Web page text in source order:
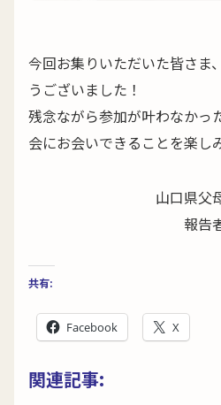
今回お集りいただいた皆さま
うございました！
残念ながら参加が叶わなかっ
会にお会いできることを楽し
山口県
報
共有:
Facebook X
関連記事: